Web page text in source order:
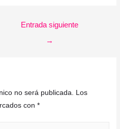
Entrada siguiente
→
no será publicada.
Los
con*